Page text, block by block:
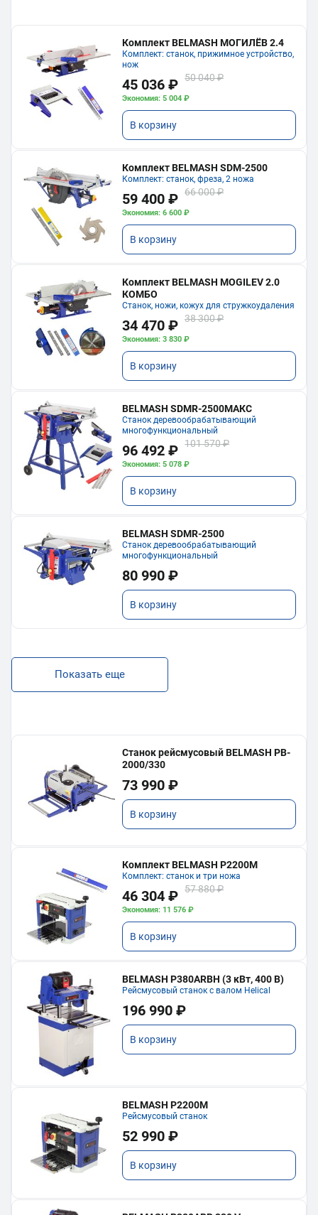
Комплект BELMASH МОГИЛЁВ 2.4
Комплект: станок, прижимное устройство,
нож
45 036 ₽ 50 040 ₽
Экономия: 5 004 ₽
В корзину
Комплект BELMASH SDM-2500
Комплект: станок, фреза, 2 ножа
59 400 ₽ 66 000 ₽
Экономия: 6 600 ₽
В корзину
Комплект BELMASH MOGILEV 2.0
КОМБО
Станок, ножи, кожух для стружкоудаления
34 470 ₽ 38 300 ₽
Экономия: 3 830 ₽
В корзину
BELMASH SDMR-2500МАКС
Станок деревообрабатывающий
многофункциональный
96 492 ₽ 101 570 ₽
Экономия: 5 078 ₽
В корзину
BELMASH SDMR-2500
Станок деревообрабатывающий
многофункциональный
80 990 ₽
В корзину
Показать еще
Станок рейсмусовый BELMASH PB-
2000/330
73 990 ₽
В корзину
Комплект BELMASH P2200M
Комплект: станок и три ножа
46 304 ₽ 57 880 ₽
Экономия: 11 576 ₽
В корзину
BELMASH P380ARBH (3 кВт, 400 В)
Рейсмусовый станок с валом Helical
196 990 ₽
В корзину
BELMASH P2200M
Рейсмусовый станок
52 990 ₽
В корзину